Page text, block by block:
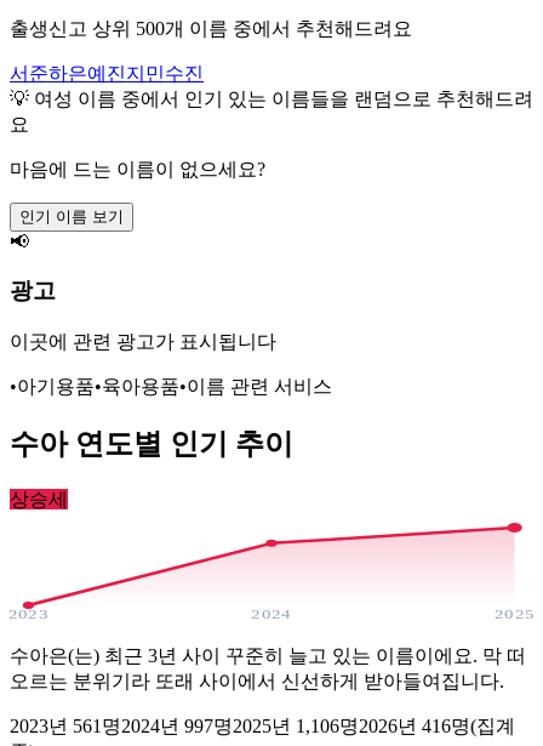
출생신고 상위 500개 이름 중에서 추천해드려요
서준하은예진지민수진
💡 여성 이름 중에서 인기 있는 이름들을 랜덤으로 추천해드려
요
마음에 드는 이름이 없으세요?
인기 이름 보기
📢
광고
이곳에 관련 광고가 표시됩니다
•아기용품•육아용품•이름 관련 서비스
수아연도별 인기 추이
상승세
2023 2024 2025
수아은(는) 최근 3년 사이 꾸준히 늘고 있는 이름이에요. 막 떠
오르는 분위기라 또래 사이에서 신선하게 받아들여집니다.
2023년 561 명2024년 997명2025년 1,106명2026년 416명(집계